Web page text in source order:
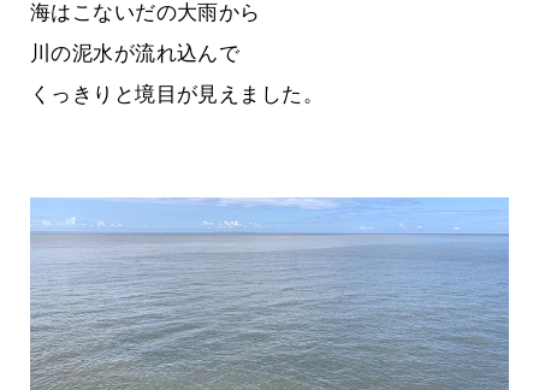
海はこないだの大雨から
川の泥水が流れ込んで
くっきりと境目が見えました。